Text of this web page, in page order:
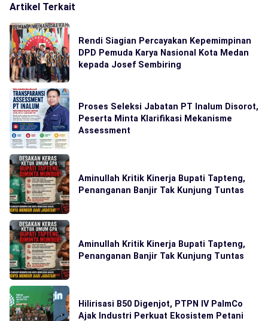
Artikel Terkait
Rendi Siagian Percayakan Kepemimpinan
DPD Pemuda Karya Nasional Kota Medan
kepada Josef Sembiring
Proses Seleksi Jabatan PT Inalum Disorot,
Peserta Minta Klarifikasi Mekanisme
Assessment
Aminullah Kritik Kinerja Bupati Tapteng,
Penanganan Banjir Tak Kunjung Tuntas
Aminullah Kritik Kinerja Bupati Tapteng,
Penanganan Banjir Tak Kunjung Tuntas
Hilirisasi B50 Digenjot, PTPN IV PalmCo
Ajak Industri Perkuat Ekosistem Petani